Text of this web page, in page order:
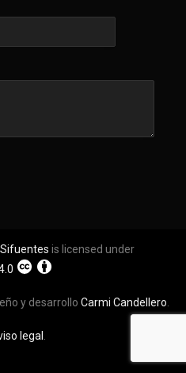
is licensed under
y desarrollo Carmi Candellero
legal